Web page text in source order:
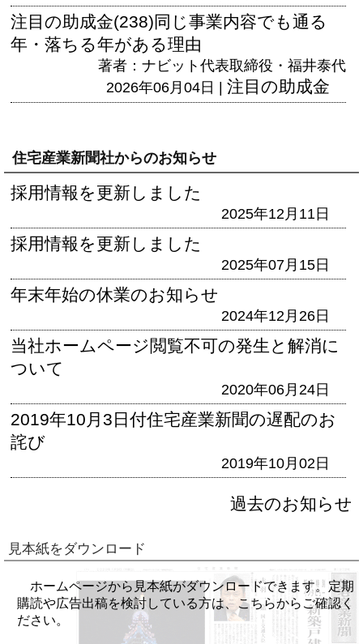
注目の助成金(238)同じ事業内容でも通る
年・落ちる年がある理由
著者：ナビット代表取締役・福井泰代
2026年06月04日 | 注目の助成金
住宅産業新聞社からのお知らせ
採用情報を更新しました
2025年12月11日
採用情報を更新しました
2025年07月15日
年末年始の休業のお知らせ
2024年12月26日
当社ホームページ閲覧不可の発生と解消に
ついて
2020年06月24日
2019年10月3日付住宅産業新聞の遅配のお
詫び
2019年10月02日
過去のお知らせ
見本紙をダウンロード
ホームページから見本紙がダウンロードできます。定期
購読や広告出稿を検討している方は、こちらからご確認く
ださい。